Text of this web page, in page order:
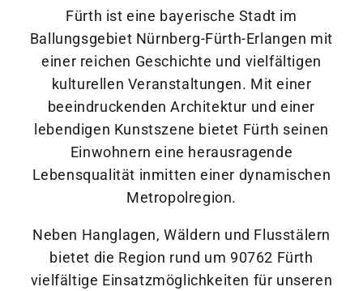
Fürth ist eine bayerische Stadt im
Ballungsgebiet Nürnberg-Fürth-Erlangen mit
einer reichen Geschichte und vielfältigen
kulturellen Veranstaltungen. Mit einer
beeindruckenden Architektur und einer
lebendigen Kunstszene bietet Fürth seinen
Einwohnern eine herausragende
Lebensqualität inmitten einer dynamischen
Metropolregion.
Neben Hanglagen, Wäldern und Flusstälern
bietet die Region rund um 90762 Fürth
vielfältige Einsatzmöglichkeiten für unseren